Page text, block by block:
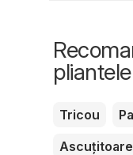
Tricou
Ascuțitoare